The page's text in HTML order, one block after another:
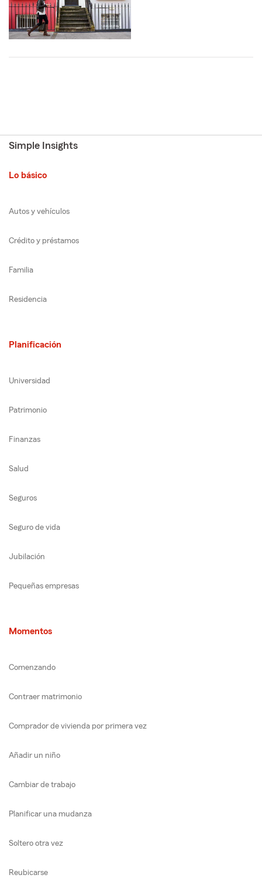
Simple Insights
Lo básico
Autos y vehículos
Crédito y préstamos
Familia
Residencia
Planificación
Universidad
Patrimonio
Finanzas
Salud
Seguros
Seguro de vida
Jubilación
Pequeñas empresas
Momentos
Comenzando
Contraer matrimonio
Comprador de vivienda por primera vez
Añadir un niño
Cambiar de trabajo
Planificar una mudanza
Soltero otra vez
Reubicarse